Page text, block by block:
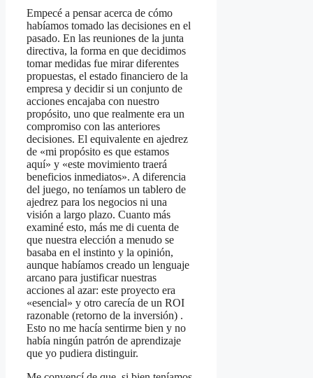
Empecé a pensar acerca de cómo
habíamos tomado las decisiones en el
pasado. En las reuniones de la junta
directiva, la forma en que decidimos
tomar medidas fue mirar diferentes
propuestas, el estado financiero de la
empresa y decidir si un conjunto de
acciones encajaba con nuestro
propósito, uno que realmente era un
compromiso con las anteriores
decisiones. El equivalente en ajedrez
de «mi propósito es que estamos
aquí» y «este movimiento traerá
beneficios inmediatos». A diferencia
del juego, no teníamos un tablero de
ajedrez para los negocios ni una
visión a largo plazo. Cuanto más
examiné esto, más me di cuenta de
que nuestra elección a menudo se
basaba en el instinto y la opinión,
aunque habíamos creado un lenguaje
arcano para justificar nuestras
acciones al azar: este proyecto era
«esencial» y otro carecía de un ROI
razonable (retorno de la inversión) .
Esto no me hacía sentirme bien y no
había ningún patrón de aprendizaje
que yo pudiera distinguir.